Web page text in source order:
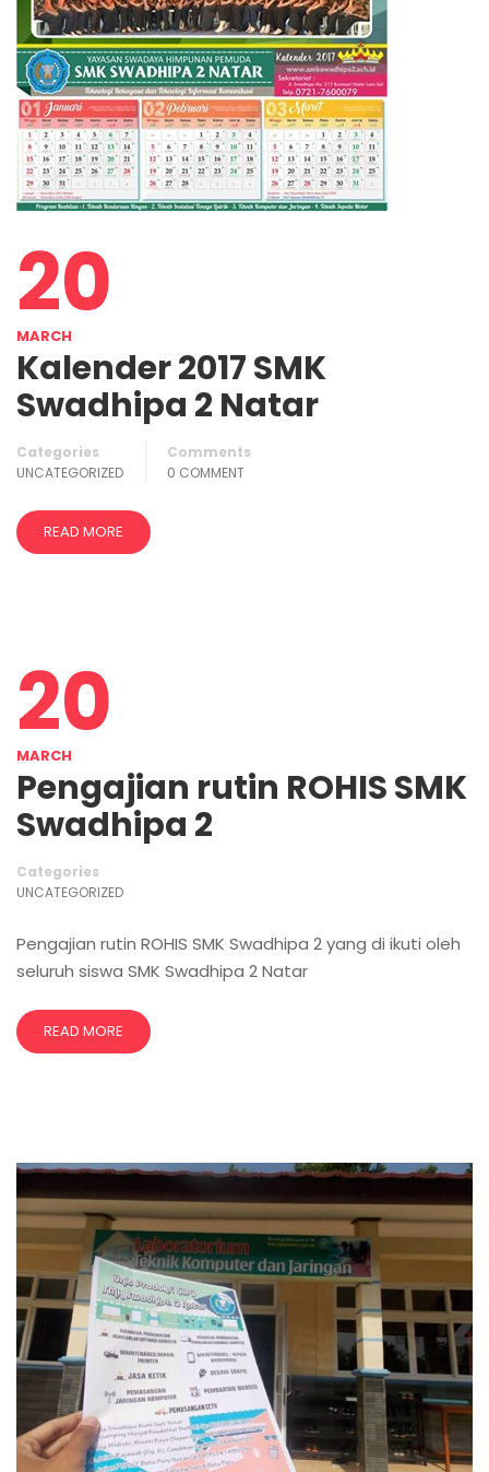
20
MARCH
Kalender 2017 SMK
Swadhipa 2 Natar
Categories
UNCATEGORIZED
Comments
0 COMMENT
READ MORE
20
MARCH
Pengajian rutin ROHIS SMK
Swadhipa 2
Categories
UNCATEGORIZED
Pengajian rutin ROHIS SMK Swadhipa 2 yang di ikuti oleh
seluruh siswa SMK Swadhipa 2 Natar
READ MORE